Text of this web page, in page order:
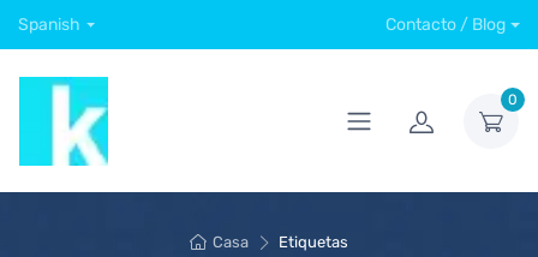
Spanish Contacto / Blog
0
Casa Etiquetas